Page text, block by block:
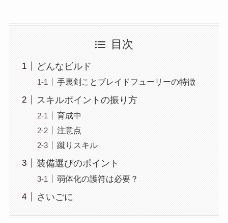
目次
どんなビルド
手裏剣ことブレイドフューリーの特徴
スキルポイントの振り方
育成中
注意点
蹴りスキル
装備選びのポイント
弱体化の護符は必要？
さいごに